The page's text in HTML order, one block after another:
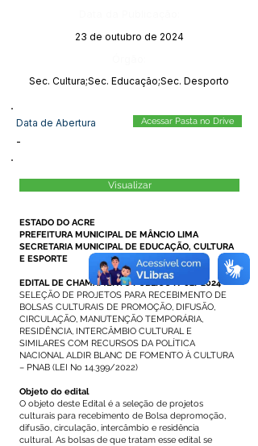
23 de outubro de 2024
Sec. Cultura;Sec. Educação;Sec. Desporto
Data de Abertura
-
Acessar Pasta no Drive
Visualizar
ESTADO DO ACRE
PREFEITURA MUNICIPAL DE MÂNCIO LIMA
SECRETARIA MUNICIPAL DE EDUCAÇÃO, CULTURA
E ESPORTE
EDITAL DE CHAMAMENTO PÚBLICO Nº02/2024
SELEÇÃO DE PROJETOS PARA RECEBIMENTO DE
BOLSAS CULTURAIS DE PROMOÇÃO, DIFUSÃO,
CIRCULAÇÃO, MANUTENÇÃO TEMPORÁRIA,
RESIDÊNCIA, INTERCÂMBIO CULTURAL E
SIMILARES COM RECURSOS DA POLÍTICA
NACIONAL ALDIR BLANC DE FOMENTO À CULTURA
– PNAB (LEI No 14.399/2022)
Objeto do edital
O objeto deste Edital é a seleção de projetos
culturais para recebimento de Bolsa depromoção,
difusão, circulação, intercâmbio e residência
cultural. As bolsas de que tratam esse edital se